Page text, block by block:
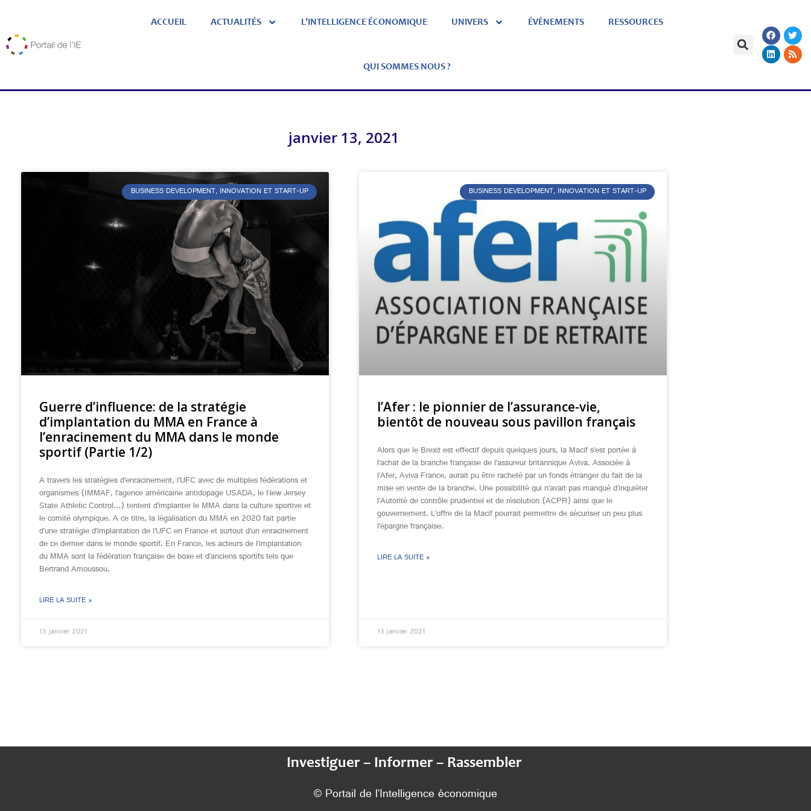
ACCUEIL ACTUALITÉS L’INTELLIGENCE ÉCONOMIQUE UNIVERS ÉVÈNEMENTS RESSOURCES
QUI SOMMES NOUS ?
janvier 13, 2021
BUSINESS DEVELOPMENT, INNOVATION ET START-UP
Guerre d’influence: de la stratégie
d’implantation du MMA en France à
l’enracinement du MMA dans le monde
sportif (Partie 1/2)
A travers les stratégies d’enracinement, l’UFC avec de multiples fédérations et
organismes (IMMAF, l’agence américaine antidopage USADA, le New Jersey
State Athletic Control…) tentent d’implanter le MMA dans la culture sportive et
le comité olympique. A ce titre, la légalisation du MMA en 2020 fait partie
d’une stratégie d’implantation de l’UFC en France et surtout d’un enracinement
de ce dernier dans le monde sportif. En France, les acteurs de l’implantation
du MMA sont la fédération française de boxe et d’anciens sportifs tels que
Bertrand Amoussou.
LIRE LA SUITE »
13 janvier 2021
BUSINESS DEVELOPMENT, INNOVATION ET START-UP
l’Afer : le pionnier de l’assurance-vie,
bientôt de nouveau sous pavillon français
Alors que le Brexit est effectif depuis quelques jours, la Macif s’est portée à
l’achat de la branche française de l’assureur britannique Aviva. Associée à
l’Afer, Aviva France, aurait pu être racheté par un fonds étranger du fait de la
mise en vente de la branche. Une possibilité qui n’avait pas manqué d’inquiéter
l’Autorité de contrôle prudentiel et de résolution (ACPR) ainsi que le
gouvernement. L’offre de la Macif pourrait permettre de sécuriser un peu plus
l’épargne française.
LIRE LA SUITE »
13 janvier 2021
Investiguer – Informer – Rassembler
© Portail de l’Intelligence économique